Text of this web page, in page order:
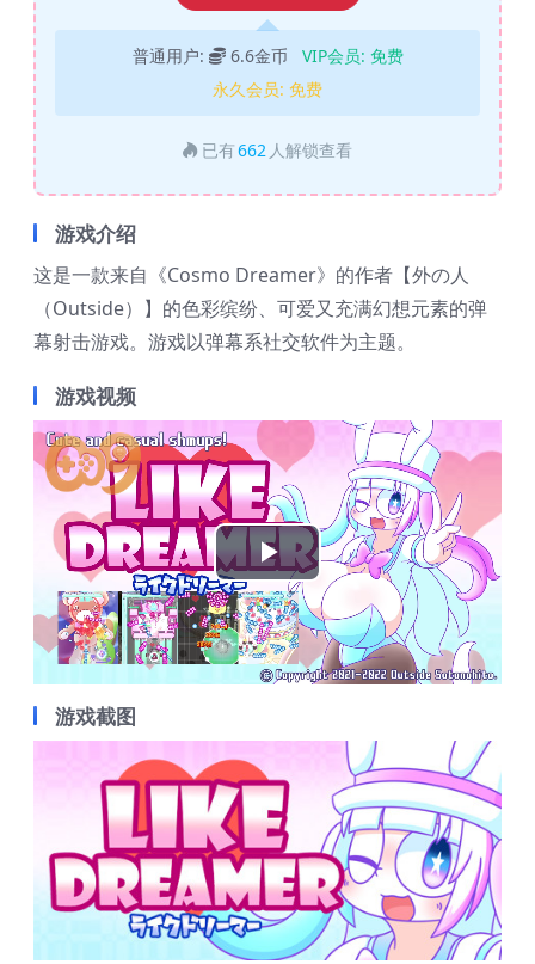
普通用户: 6.6金币 VIP会员: 免费
永久会员: 免费
已有662 人解锁查看
游戏介绍
这是一款来自《Cosmo Dreamer》的作者【外の人
（Outside）】的色彩缤纷、可爱又充满幻想元素的弹
幕射击游戏。游戏以弹幕系社交软件为主题。
游戏视频
Play
Video
游戏截图